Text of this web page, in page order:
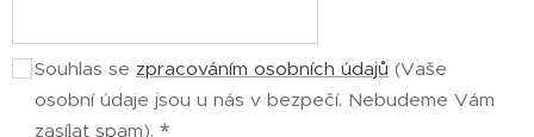
Souhlas se zpracováním osobních údajů (Vaše
osobní údaje jsou u nás v bezpečí. Nebudeme Vám
zasílat spam).